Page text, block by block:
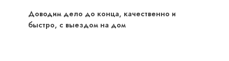
Доводим дело до конца, качественно и
быстро, с выездом на дом